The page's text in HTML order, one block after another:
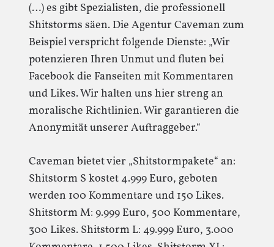
(…) es gibt Spezialisten, die professionell
Shitstorms säen. Die Agentur Caveman zum
Beispiel verspricht folgende Dienste: „Wir
potenzieren Ihren Unmut und fluten bei
Facebook die Fanseiten mit Kommentaren
und Likes. Wir halten uns hier streng an
moralische Richtlinien. Wir garantieren die
Anonymität unserer Auftraggeber.“
Caveman bietet vier „Shitstormpakete“ an:
Shitstorm S kostet 4.999 Euro, geboten
werden 100 Kommentare und 150 Likes.
Shitstorm M: 9.999 Euro, 500 Kommentare,
300 Likes. Shitstorm L: 49.999 Euro, 3.000